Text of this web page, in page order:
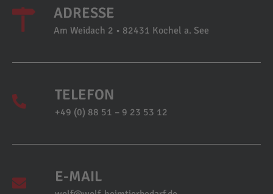
ADRESSE
Am Weidach 2 • 82431 Kochel a. See
TELEFON
+49 (0) 88 51 – 9 23 53 12
E-MAIL